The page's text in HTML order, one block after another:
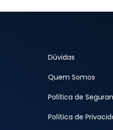
Dúvidas
Quem Somos
Política de
Política de